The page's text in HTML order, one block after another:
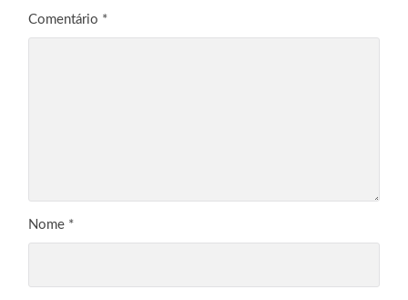
Comentário *
Nome *